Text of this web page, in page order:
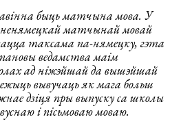
быць матчына мова. У
ненямецкай матчынай мовай
таксама па-нямецку, гэта
ведамства маім
ад ніжэйшай да вышэйшай
вывучаць як мага больш
дзіця пры выпуску са школы
і пісьмоваю моваю.